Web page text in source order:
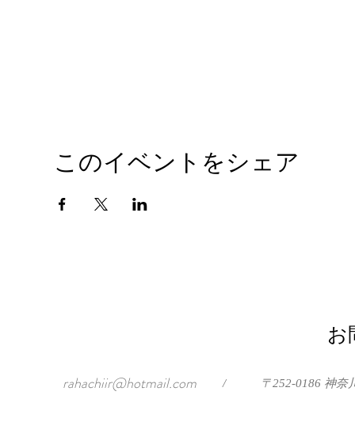
このイベントをシェア
お
rahachiir@hotmail.com / 〒252-0186 神奈